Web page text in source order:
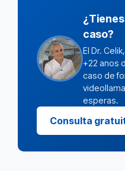
caso?
El Dr.
+22 anos
caso de
esperas.
Consulta